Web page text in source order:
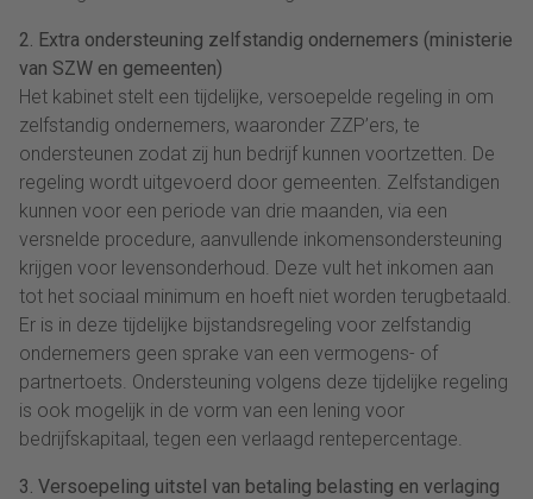
2. Extra ondersteuning zelfstandig ondernemers (ministerie
van SZW en gemeenten)
Het kabinet stelt een tijdelijke, versoepelde regeling in om
zelfstandig ondernemers, waaronder ZZP’ers, te
ondersteunen zodat zij hun bedrijf kunnen voortzetten. De
regeling wordt uitgevoerd door gemeenten. Zelfstandigen
kunnen voor een periode van drie maanden, via een
versnelde procedure, aanvullende inkomensondersteuning
krijgen voor levensonderhoud. Deze vult het inkomen aan
tot het sociaal minimum en hoeft niet worden terugbetaald.
Er is in deze tijdelijke bijstandsregeling voor zelfstandig
ondernemers geen sprake van een vermogens- of
partnertoets. Ondersteuning volgens deze tijdelijke regeling
is ook mogelijk in de vorm van een lening voor
bedrijfskapitaal, tegen een verlaagd rentepercentage.
3. Versoepeling uitstel van betaling belasting en verlaging